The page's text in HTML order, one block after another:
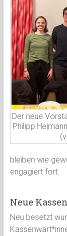
Der neue
Philipp
bleiben wie
engagiert fort.
Neue
Neu besetzt